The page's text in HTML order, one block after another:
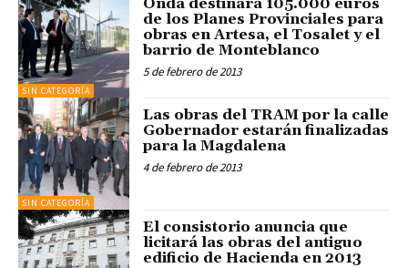
SIN CATEGORÍA
de los Planes Provinciales para
obras en Artesa, el Tosalet y el
barrio de Monteblanco
5 de febrero de 2013
SIN CATEGORÍA
Las obras del TRAM por la calle
Gobernador estarán finalizadas
para la Magdalena
4 de febrero de 2013
El consistorio anuncia que
licitará las obras del antiguo
edificio de Hacienda en 2013